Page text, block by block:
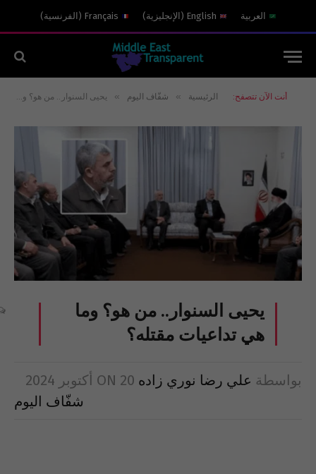
العربية English
( الإنجليزية)
Français
( الفرنسية)
أنت الآن تتصفح: الرئيسية » شفّاف اليوم » يحيى السنوار.. من هو؟ وما هي تداعيات مقتله؟
يحيى السنوار.. من هو؟ وما
هي تداعيات مقتله؟
بواسطة علي رضا نوري زاده ON 20 أكتوبر 2024
شفّاف اليوم